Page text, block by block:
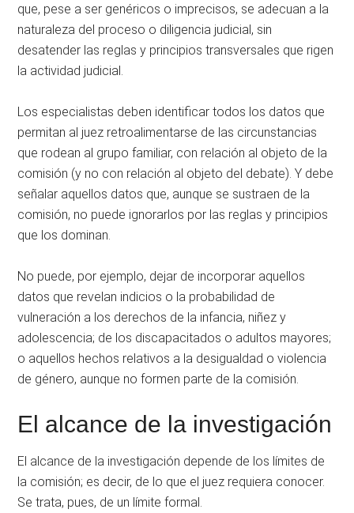
que, pese a ser genéricos o imprecisos, se adecuan a la
naturaleza del proceso o diligencia judicial, sin
desatender las reglas y principios transversales que rigen
la actividad judicial.
Los especialistas deben identificar todos los datos que
permitan al juez retroalimentarse de las circunstancias
que rodean al grupo familiar, con relación al objeto de la
comisión (y no con relación al objeto del debate). Y debe
señalar aquellos datos que, aunque se sustraen de la
comisión, no puede ignorarlos por las reglas y principios
que los dominan.
No puede, por ejemplo, dejar de incorporar aquellos
datos que revelan indicios o la probabilidad de
vulneración a los derechos de la infancia, niñez y
adolescencia; de los discapacitados o adultos mayores;
o aquellos hechos relativos a la desigualdad o violencia
de género, aunque no formen parte de la comisión.
El alcance de la investigación
El alcance de la investigación depende de los límites de
la comisión; es decir, de lo que el juez requiera conocer.
Se trata, pues, de un límite formal.